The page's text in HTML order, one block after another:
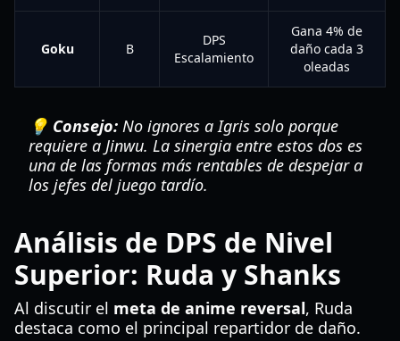
Goku B
DPS
Escalamiento
Gana 4% de
daño cada 3
oleadas
💡 Consejo: No ignores a Igris solo porque
requiere a Jinwu. La sinergia entre estos dos es
una de las formas más rentables de despejar a
los jefes del juego tardío.
Análisis de DPS de Nivel
Superior: Ruda y Shanks
Al discutir el meta de anime reversal, Ruda
destaca como el principal repartidor de daño.